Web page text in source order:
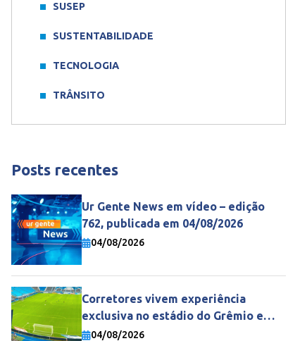
SUSEP
SUSTENTABILIDADE
TECNOLOGIA
TRÂNSITO
Posts recentes
Ur Gente News em vídeo – edição
762, publicada em 04/08/2026
04/08/2026
Corretores vivem experiência
exclusiva no estádio do Grêmio e
fortalecem parceria com a Gente
04/08/2026